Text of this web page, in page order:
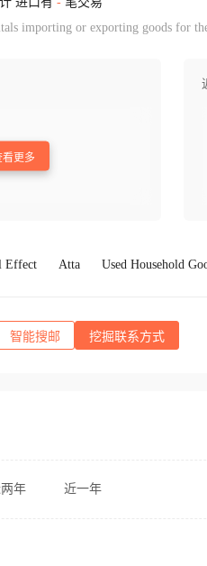
importing or exporting goods for
更多
Effect Atta Used Household
智能搜邮 挖掘联系方式
年 近一年